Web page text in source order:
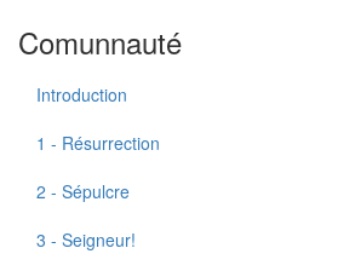
Comunnauté
Introduction
1 - Résurrection
2 - Sépulcre
3 - Seigneur!